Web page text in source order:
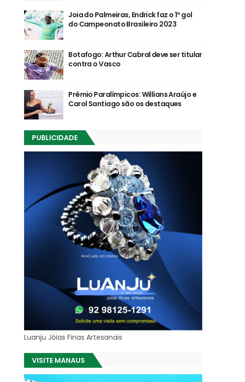
Joia do Palmeiras, Endrick faz o 1º gol
do Campeonato Brasileiro 2023
Botafogo: Arthur Cabral deve ser titular
contra o Vasco
Prêmio Paralímpicos: Willians Araújo e
Carol Santiago são os destaques
PUBLICIDADE
Luanju Jóias Finas Artesanais
VISITE MANAUS